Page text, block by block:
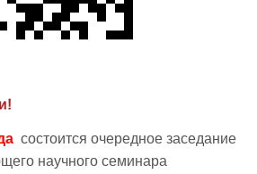
состоится очередное заседание
научного семинара